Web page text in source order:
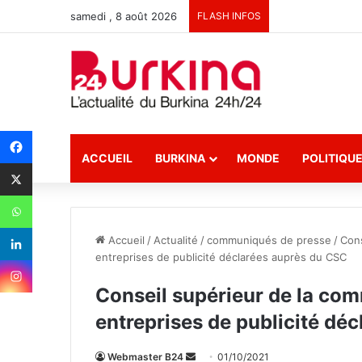
samedi , 8 août 2026 FLASH INFOS
ACCUEIL BURKINA MONDE POLITIQUE
Accueil / Actualité /communiqués de presse /
entreprises de publicité déclarées auprès du CSC
Conseil supérieur de la
entreprises de publicité
Webmaster B24 01/10/2021